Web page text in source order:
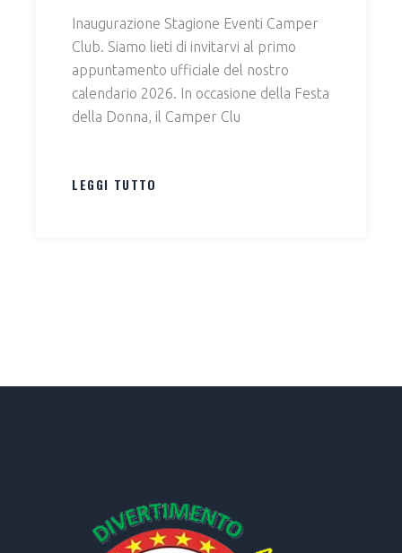
Inaugurazione Stagione Eventi Camper
Club. Siamo lieti di invitarvi al primo
appuntamento ufficiale del nostro
calendario 2026. In occasione della Festa
della Donna, il Camper Clu
LEGGI TUTTO